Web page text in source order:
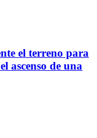
el terreno para
ascenso de una